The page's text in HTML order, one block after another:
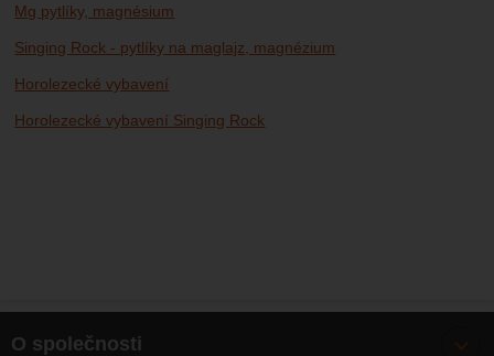
Mg pytlíky, magnésium
Singing Rock - pytlíky na maglajz, magnézium
Horolezecké vybavení
Horolezecké vybavení Singing Rock
O společnosti